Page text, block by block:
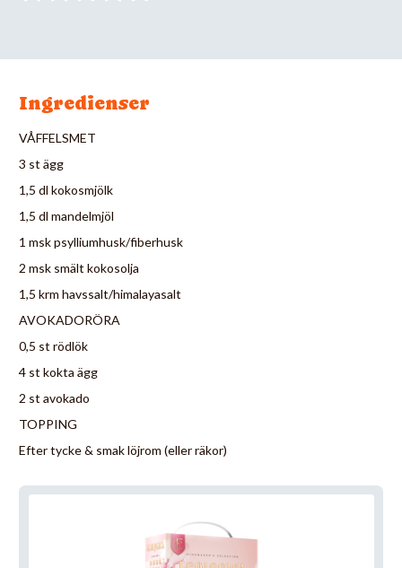
Ingredienser
VÅFFELSMET
3 st ägg
1,5 dl kokosmjölk
1,5 dl mandelmjöl
1 msk psylliumhusk/fiberhusk
2 msk smält kokosolja
1,5 krm havssalt/himalayasalt
AVOKADORÖRA
0,5 st rödlök
4 st kokta ägg
2 st avokado
TOPPING
Efter tycke & smak löjrom (eller räkor)